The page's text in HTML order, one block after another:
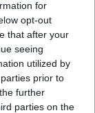
for
opt-out
that after your
seeing
utilized by
prior to
further
parties on the